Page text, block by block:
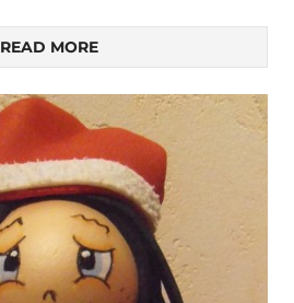
READ MORE